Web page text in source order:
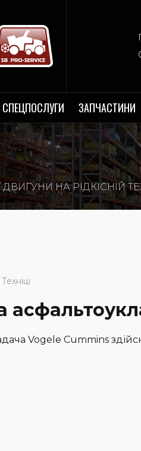
СПЕЦПОСЛУГИ ЗАПЧАСТИНИ
ДВИГУНИ НА РІДКІСНІЙ
Vogele Cummins